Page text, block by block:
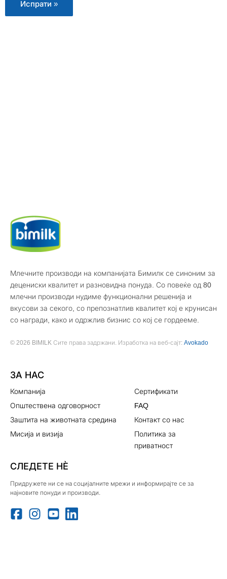
Млечните производи на компанијата Бимилк се синоним за
децениски квалитет и разновидна понуда. Со повеќе од 80
млечни производи нудиме функционални решенија и
вкусови за секого, со препознатлив квалитет кој е крунисан
со награди, како и одржлив бизнис со кој се гордееме.
© 2026 BIMILK Сите права задржани. Изработка на веб-сајт: Avokado
ЗА НАС
Компанија
Општествена одговорност
Заштита на животната средина
Мисија и визија
Сертификати
FAQ
Контакт со нас
Политика за
приватност
СЛЕДЕТЕ НЀ
Придружете ни се на социјалните мрежи и информирајте се за
најновите понуди и производи.